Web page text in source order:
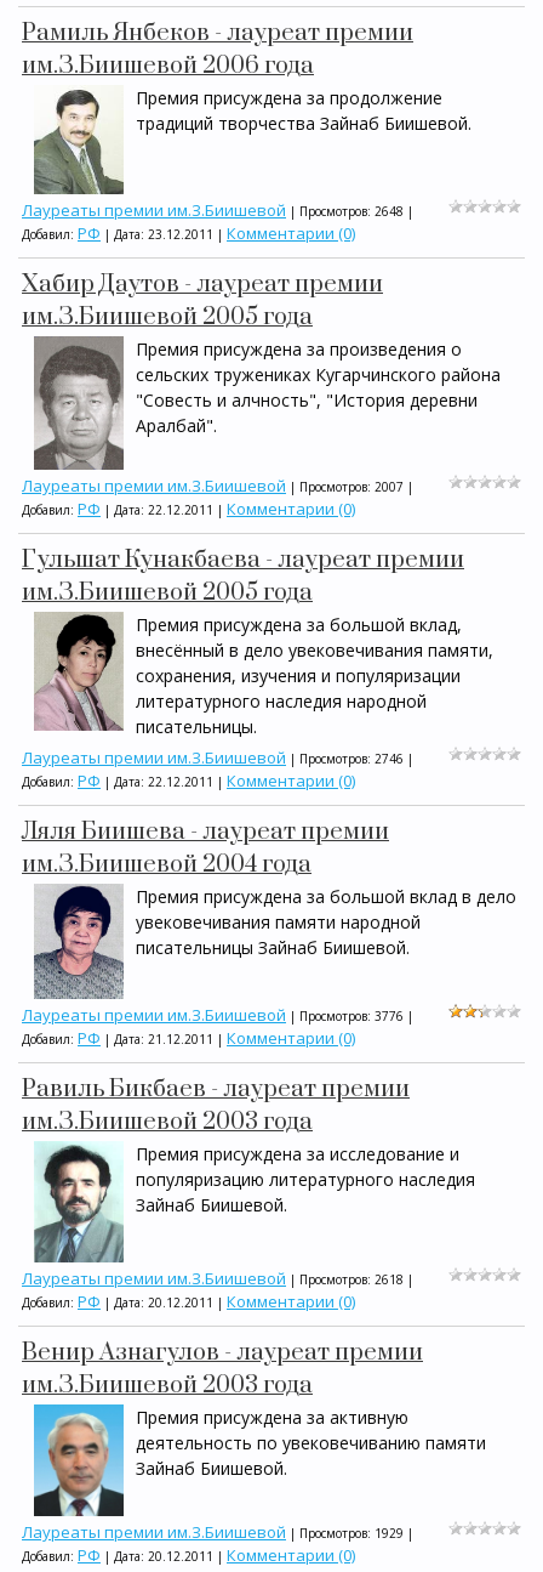
Рамиль Янбеков - лауреат премии
им.З.Биишевой 2006 года
Премия присуждена за продолжение
традиций творчества Зайнаб Биишевой.
Лауреаты премии им.З.Биишевой | Просмотров: 2648 |
Добавил: РФ | Дата: 23.12.2011 | Комментарии (0)
Хабир Даутов - лауреат премии
им.З.Биишевой 2005 года
Премия присуждена за произведения о
сельских тружениках Кугарчинского района
"Совесть и алчность", "История деревни
Аралбай".
Лауреаты премии им.З.Биишевой | Просмотров: 2007 |
Добавил: РФ | Дата: 22.12.2011 | Комментарии (0)
Гульшат Кунакбаева - лауреат премии
им.З.Биишевой 2005 года
Премия присуждена за большой вклад,
внесённый в дело увековечивания памяти,
сохранения, изучения и популяризации
литературного наследия народной
писательницы.
Лауреаты премии им.З.Биишевой | Просмотров: 2746 |
Добавил: РФ | Дата: 22.12.2011 | Комментарии (0)
Ляля Биишева - лауреат премии
им.З.Биишевой 2004 года
Премия присуждена за большой вклад в дело
увековечивания памяти народной
писательницы Зайнаб Биишевой.
Лауреаты премии им.З.Биишевой | Просмотров: 3776 |
Добавил: РФ | Дата: 21.12.2011 | Комментарии (0)
Равиль Бикбаев - лауреат премии
им.З.Биишевой 2003 года
Премия присуждена за исследование и
популяризацию литературного наследия
Зайнаб Биишевой.
Лауреаты премии им.З.Биишевой | Просмотров: 2618 |
Добавил: РФ | Дата: 20.12.2011 | Комментарии (0)
Венир Азнагулов - лауреат премии
им.З.Биишевой 2003 года
Премия присуждена за активную
деятельность по увековечиванию памяти
Зайнаб Биишевой.
Лауреаты премии им.З.Биишевой | Просмотров: 1929 |
Добавил: РФ | Дата: 20.12.2011 | Комментарии (0)